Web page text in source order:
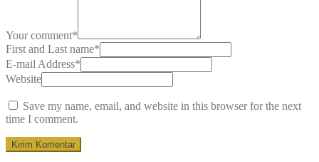
Your comment*
First and Last name*
E-mail Address*
Website
Save my name, email, and website in this browser for the next
time I comment.